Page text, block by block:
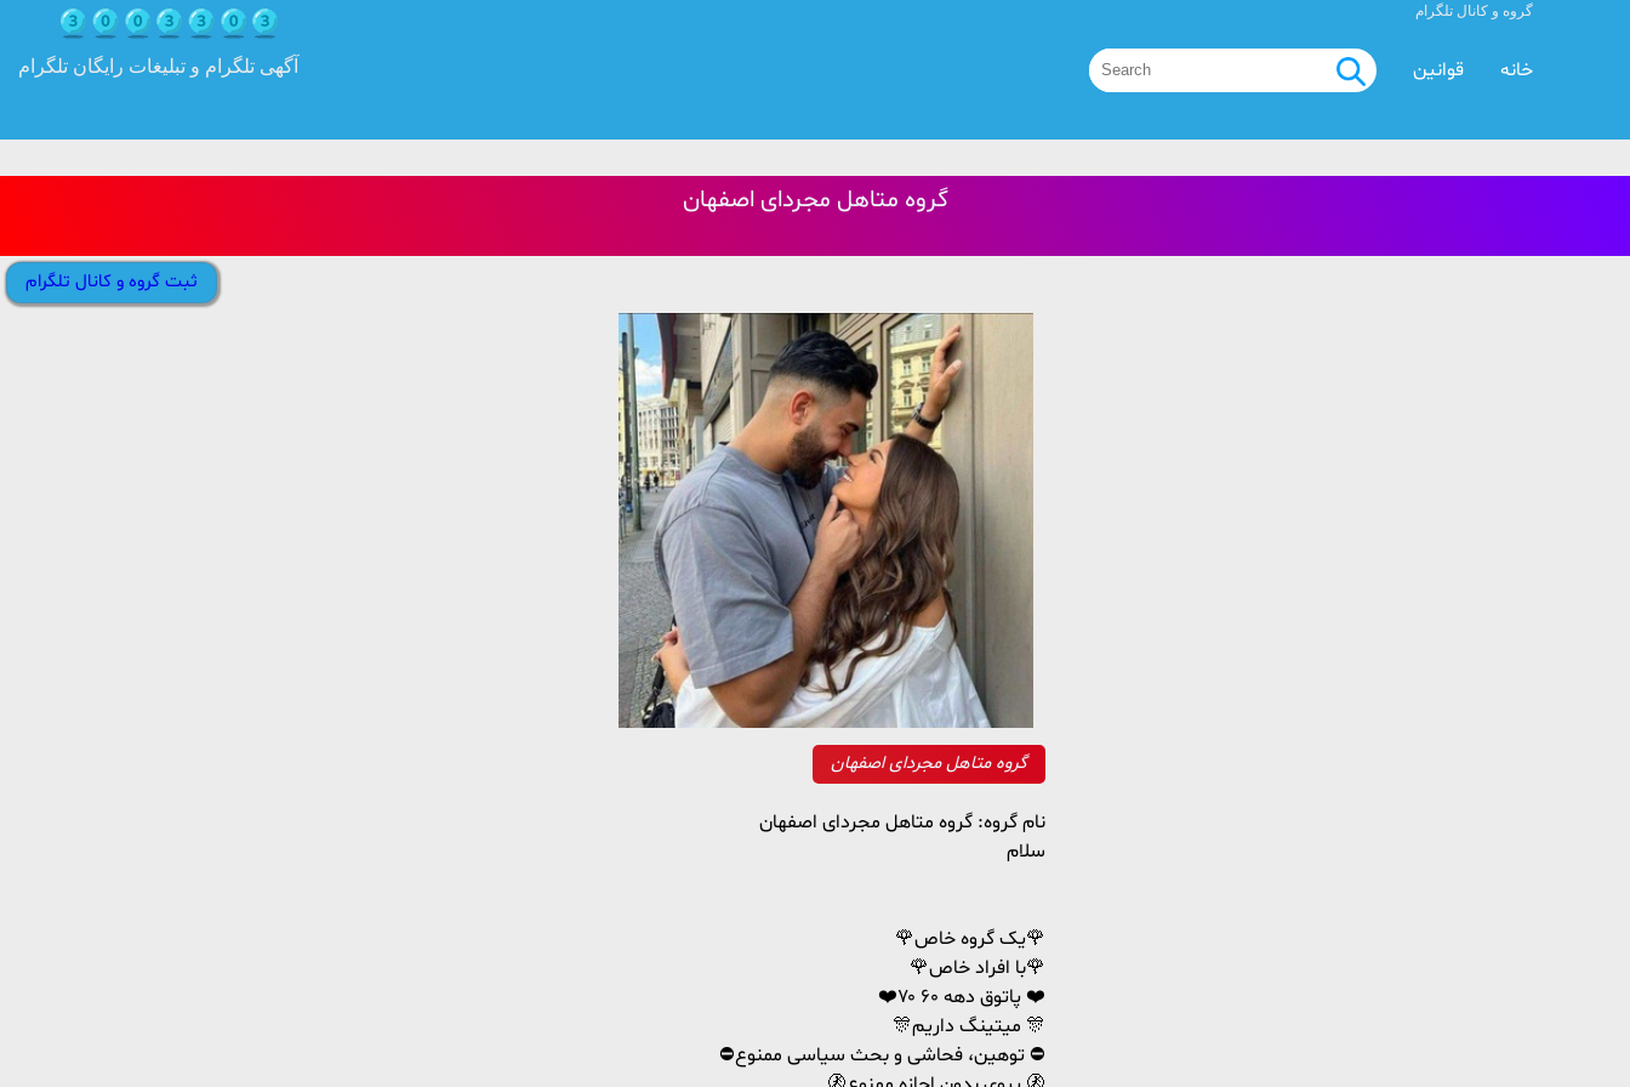
آگهی تلگرام و تبلیغات رایگان تلگرام
گروه و کانال تلگرام
قوانین خانه
گروه متاهل مجردای اصفهان
ثبت گروه و کانال تلگرام
گروه متاهل مجردای اصفهان
نام گروه: گروه متاهل مجردای اصفهان
سلام
🌹یک گروه خاص🌹
🌹با افراد خاص🌹
❤️پاتوق دهه ۶۰ ۷۰ ❤️
🎊میتینگ داریم 🎊
⛔توهین، فحاشی و بحث سیاسی ممنوع ⛔